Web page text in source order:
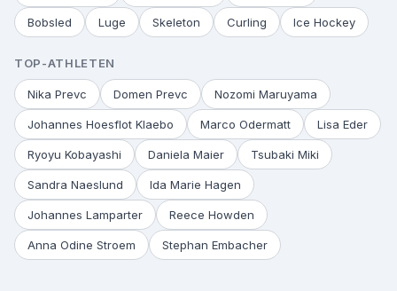
Bobsled Luge Skeleton Curling Ice Hockey
TOP-ATHLETEN
Nika Prevc Domen Prevc Nozomi Maruyama
Johannes Hoesflot Klaebo Marco Odermatt Lisa Eder
Ryoyu Kobayashi Daniela Maier Tsubaki Miki
Sandra Naeslund Ida Marie Hagen
Johannes Lamparter Reece Howden
Anna Odine Stroem Stephan Embacher